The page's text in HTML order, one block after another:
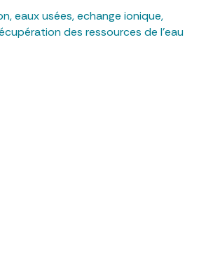
,eaux usées,echange ionique,
des ressources de l’eau